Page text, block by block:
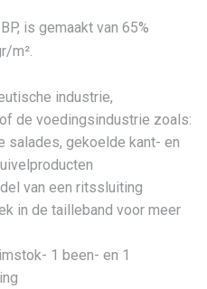
is gemaakt van 65%
m².
industrie,
de voedingsindustrie zoals:
salades, gekoelde kant- en
van een ritssluiting
in de tailleband voor meer
1 been- en 1